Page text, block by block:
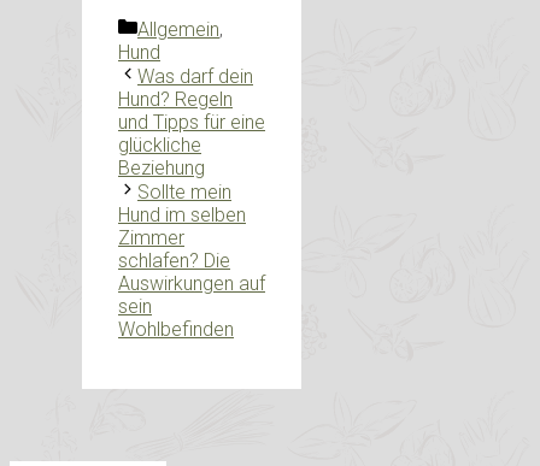
Kategorien
Allgemein,
Hund
Was darf dein
Hund? Regeln
und Tipps für eine
glückliche
Beziehung
Sollte mein
Hund im selben
Zimmer
schlafen? Die
Auswirkungen auf
sein
Wohlbefinden